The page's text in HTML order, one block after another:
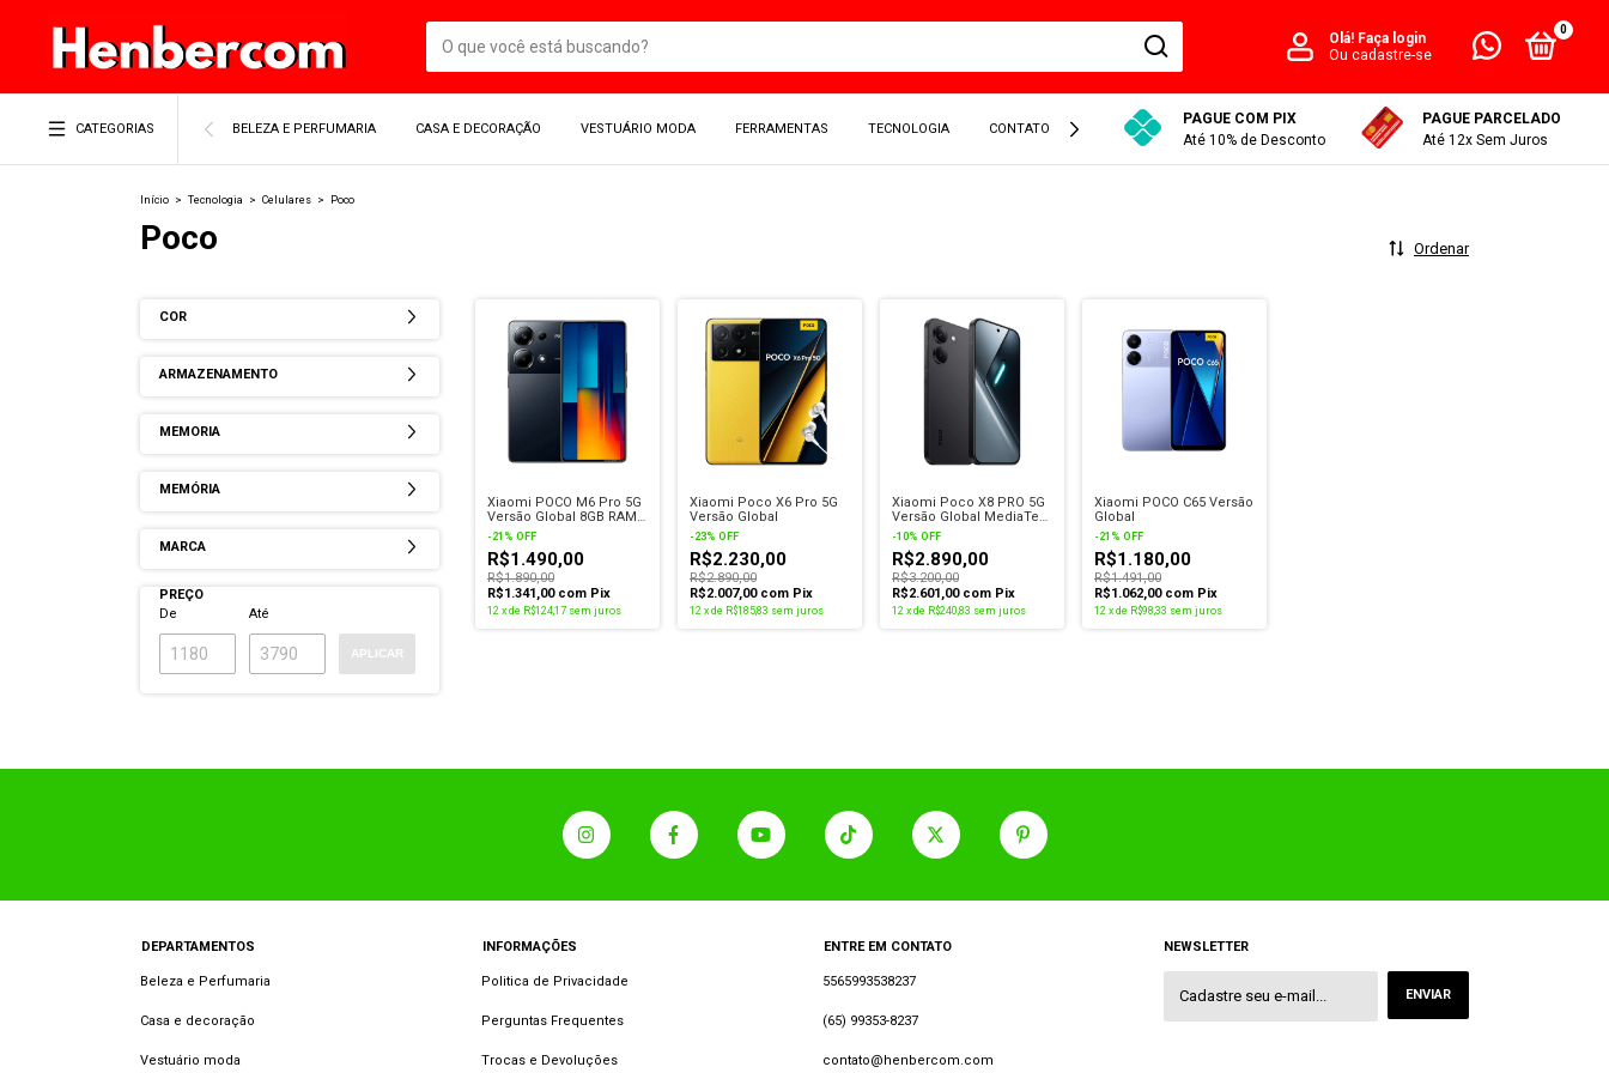
Olá! Faça login
Ou cadastre-se
0
CATEGORIAS BELEZA E PERFUMARIA CASA E DECORAÇÃO VESTUÁRIO MODA FERRAMENTAS TECNOLOGIA CONTATO RASTREAR PEDIDO
PAGUE COM PIX
Até 10% de Desconto
PAGUE PARCELADO
Até 12x Sem Juros
Início > Tecnologia > Celulares > Poco
Poco Ordenar
COR
ARMAZENAMENTO
MEMORIA
MEMÓRIA
MARCA
PREÇO
De
Até
APLICAR
Xiaomi POCO M6 Pro 5G
Versão Global 8GB RAM
256GB ou 12GB 512GB
-21 % OFF
R$1.490,00
R$1.890,00
R$1.341,00 com Pix
12 x de R$124,17 sem juros
Xiaomi Poco X6 Pro 5G
Versão Global
-23% OFF
R$2.230,00
R$2.890,00
R$2.007,00 com Pix
12 x de R$185,83 sem juros
Xiaomi Poco X8 PRO 5G
Versão Global MediaTek
Dimensity 8500-Ultra
Bateria 6500mAh Câmera
50MP
-10% OFF
R$2.890,00
R$3.200,00
R$2.601,00 com Pix
12 x de R$240,83 sem juros
Xiaomi POCO C65 Versão
Global
-21 % OFF
R$1.180,00
R$1.491,00
R$1.062,00 com Pix
12 x de R$98,33 sem juros
DEPARTAMENTOS
Beleza e Perfumaria
Casa e decoração
Vestuário moda
INFORMAÇÕES
Politica de Privacidade
Perguntas Frequentes
Trocas e Devoluções
ENTRE EM CONTATO
5565993538237
(65) 99353-8237
contato@henbercom.com
NEWSLETTER